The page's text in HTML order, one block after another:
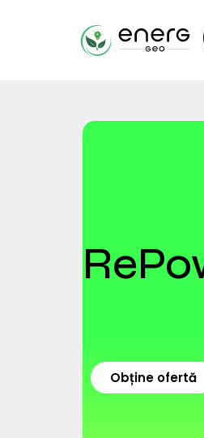
Obține ofertă